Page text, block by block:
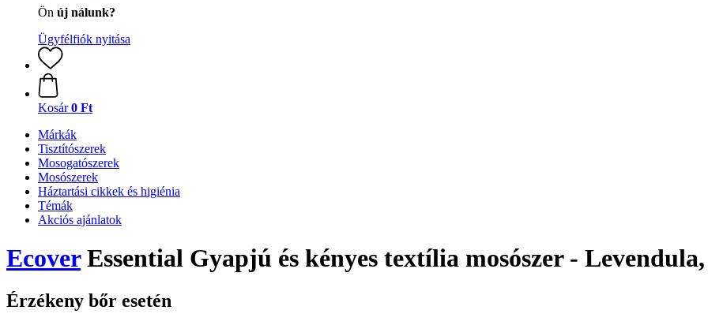
Ön új nálunk?
Ügyfélfiók nyitása
Kosár 0 Ft
Márkák
Tisztítószerek
Mosogatószerek
Mosószerek
Háztartási cikkek és higiénia
Témák
Akciós ajánlatok
EcoverEssential Gyapjú és kényes textília mosószer -
Érzékeny bőr esetén